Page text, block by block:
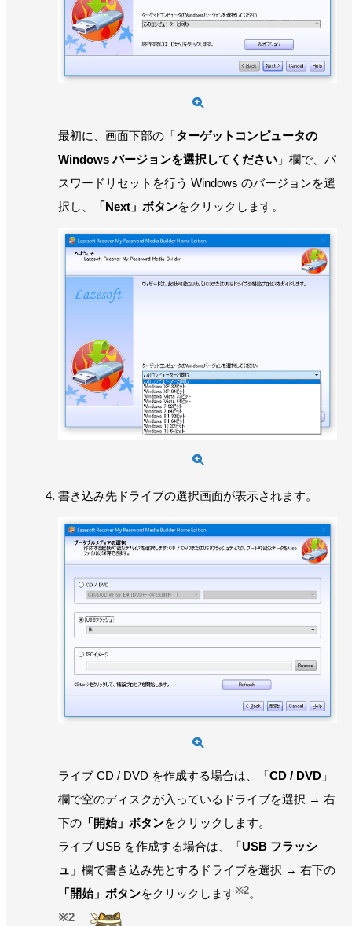
最初に、画面下部の「ターゲットコンピュータの
Windows バージョンを選択してください 」欄で、パ
スワードリセットを行う Windows のバージョンを選
択し、
「Next」ボタンをクリックします。
書き込み先ドライブの選択画面が表示されます。
ライブ CD / DVD を作成する場合は、「CD / DVD 」
欄で空のディスクが入っているドライブを選択 → 右
下の 「開始」ボタンをクリックします。
ライブ USB を作成する場合は、「USB フラッシ
ュ 」欄で書き込み先とするドライブを選択 → 右下の
「開始」ボタンをクリックします※2。
2